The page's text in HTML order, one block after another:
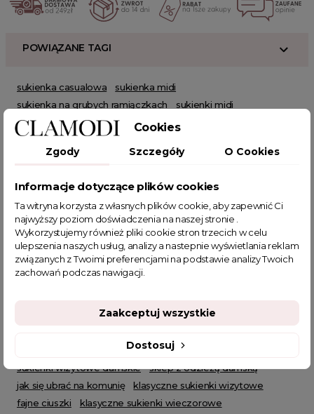
POWIĄZANE TAGI
sukienka casualowa
sukienka midi
sukienka na grubych ramiączkach
sukienki midi
sukienki midi eleganckie
sukienka midi elegancka
sukienka z kieszeniami
sukienki do pracy
biała sukienka damska
luźne sukienki
biała sukienka elegancka
sukienka na imprezę urodzinową
eleganckie sukienki wieczorowe
długa biała sukienka
sklep z sukienkami
sukienki proste i eleganckie
sukienka kopertowa midi
sukienki długie letnie
sukienka wieczorowa midi
sukienka koktajlowa midi
tanie sukienki na wesele
sukienka na chrzciny dla mamy
piękne sukienki na wesela
sukienki midi rozkloszowane
sukienka kopertowa elegancka
sukienki wizytowe damskie
sklep z odzieżą damską
jak się ubrać na komunię
klasyczne sukienki wizytowe
fajne ciuszki
klasyczne sukienki wieczorowe
Cookies
Zgody Szczegóły O Cookies
Informacje dotyczące plików cookies
Ta witryna korzysta z własnych plików cookie, aby zapewnić Ci
najwyższy poziom doświadczenia na naszej stronie .
Wykorzystujemy również pliki cookie stron trzecich w celu
ulepszenia naszych usług, analizy a nastepnie wyświetlania reklam
związanych z Twoimi preferencjami na podstawie analizy Twoich
zachowań podczas nawigacji.
Dostosuj
Zaakceptuj wszystkie